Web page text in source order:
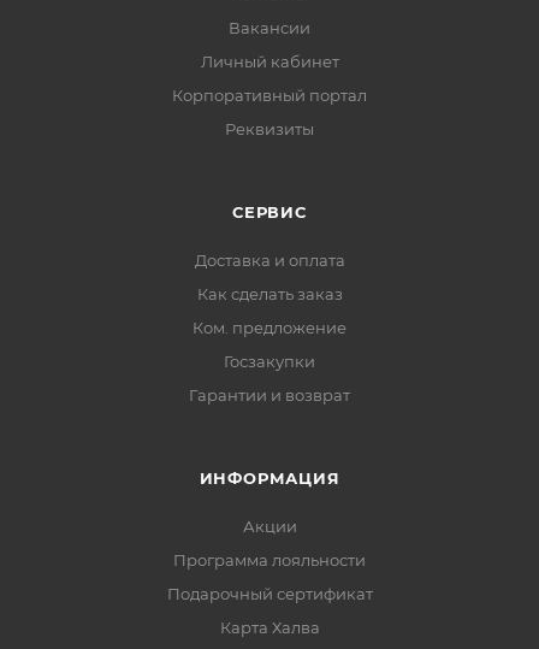
Вакансии
Личный кабинет
Корпоративный портал
Реквизиты
СЕРВИС
Доставка и оплата
Как сделать заказ
Ком. предложение
Госзакупки
Гарантии и возврат
ИНФОРМАЦИЯ
Акции
Программа лояльности
Подарочный сертификат
Карта Халва